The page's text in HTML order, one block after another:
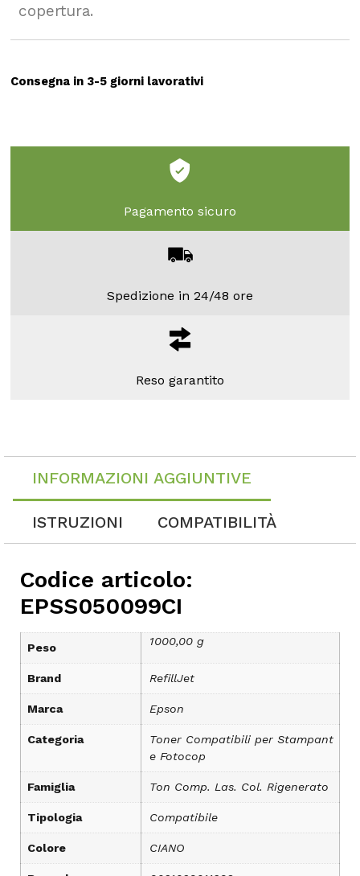
copertura.
Consegna in 3-5 giorni lavorativi
Pagamento sicuro
Spedizione in 24/48 ore
Reso garantito
INFORMAZIONI AGGIUNTIVE
ISTRUZIONI COMPATIBILITÀ
Codice articolo:
EPSS050099CI
Peso 1000,00 g
Brand RefillJet
Marca Epson
Categoria
Toner Compatibili per Stampant
e Fotocop
Famiglia Ton Comp. Las. Col. Rigenerato
Tipologia Compatibile
Colore CIANO